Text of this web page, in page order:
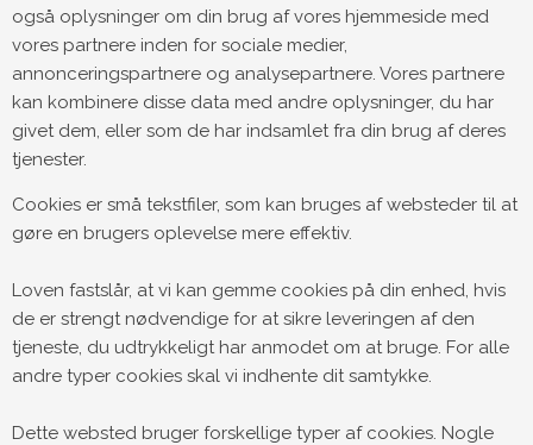
også oplysninger om din brug af vores hjemmeside med
vores partnere inden for sociale medier,
annonceringspartnere og analysepartnere. Vores partnere
kan kombinere disse data med andre oplysninger, du har
givet dem, eller som de har indsamlet fra din brug af deres
tjenester.
Cookies er små tekstfiler, som kan bruges af websteder til at
gøre en brugers oplevelse mere effektiv.
Loven fastslår, at vi kan gemme cookies på din enhed, hvis
de er strengt nødvendige for at sikre leveringen af den
tjeneste, du udtrykkeligt har anmodet om at bruge. For alle
andre typer cookies skal vi indhente dit samtykke.
Dette websted bruger forskellige typer af cookies. Nogle